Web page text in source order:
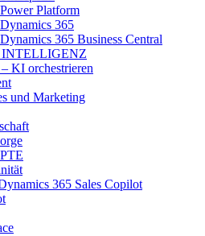
Platform
365
365 Business Central
KI orchestrieren
und Marketing
365 Sales Copilot